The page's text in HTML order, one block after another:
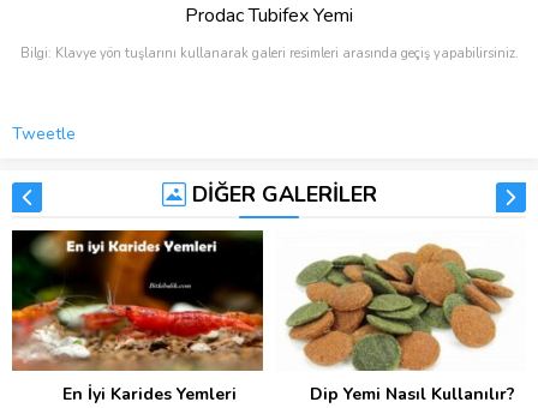
Prodac Tubifex Yemi
Bilgi: Klavye yön tuşlarını kullanarak galeri resimleri arasında geçiş yapabilirsiniz.
Tweetle
DİĞER GALERİLER
En İyi Karides Yemleri Dip Yemi Nasıl Kullanılır?